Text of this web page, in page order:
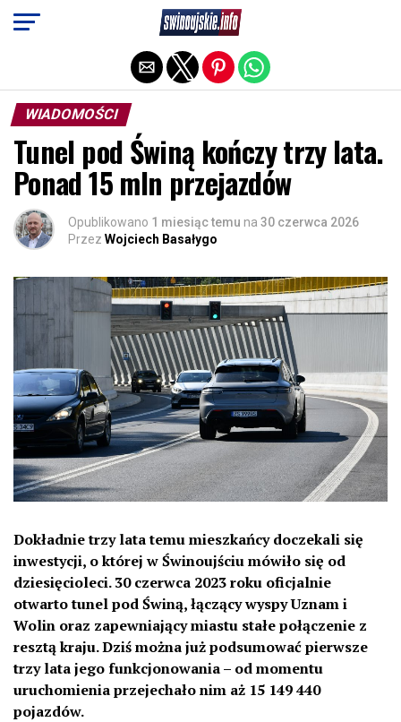
WIADOMOŚCI
Tunel pod Świną kończy trzy lata.
Ponad 15 mln przejazdów
Opublikowano 1 miesiąc temu na 30 czerwca 2026
Przez Wojciech Basałygo
Dokładnie trzy lata temu mieszkańcy doczekali się
inwestycji, o której w Świnoujściu mówiło się od
dziesięcioleci. 30 czerwca 2023 roku oficjalnie
otwarto tunel pod Świną, łączący wyspy Uznam i
Wolin oraz zapewniający miastu stałe połączenie z
resztą kraju. Dziś można już podsumować pierwsze
trzy lata jego funkcjonowania – od momentu
uruchomienia przejechało nim aż 15 149 440
pojazdów.
Exit mobile version